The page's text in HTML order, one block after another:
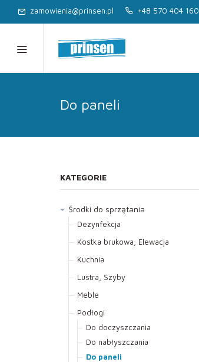
zamowienia@prinsen.pl +48 570 404 160
Do paneli
KATEGORIE
Środki do sprzątania
Dezynfekcja
Kostka brukowa, Elewacja
Kuchnia
Lustra, Szyby
Meble
Podłogi
Do doczyszczania
Do nabłyszczania
Do paneli